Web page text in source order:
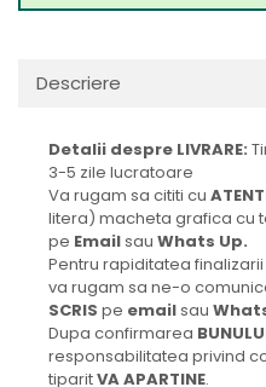
Descriere
Detalii despre LIVRARE:
3-5 zile lucratoare
Va rugam sa cititi cu
litera) macheta grafica cu
pe Emailsau Whats Up.
Pentru rapiditatea
va rugam sa ne-o
SCRIS pe emailsau
Dupa confirmarea
responsabilitatea privind
tiparitVA APARTINE.